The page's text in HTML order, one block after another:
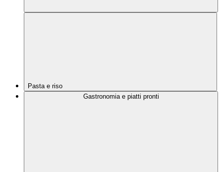
Pasta e riso
Gastronomia e piatti pronti